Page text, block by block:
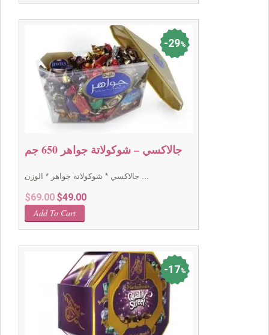
29%
جالاكسي – شوكولاتة جواهر 650 جم
جالاكسي * شوكولاتة جواهر * الوزن ...
$69.00 Original
price
was:
$49.00Current
Add To Cart
17%